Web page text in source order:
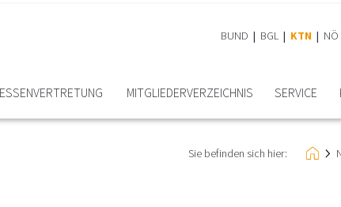
BUND BGL KTN NÖ
MITGLIEDER­VERZEICHNIS SERVICE
Sie befinden sich hier: